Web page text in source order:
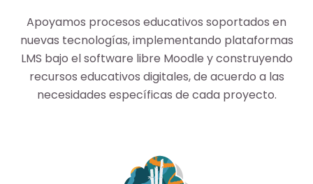
Apoyamos procesos educativos soportados en
nuevas tecnologías, implementando plataformas
LMS bajo el software libre Moodle y construyendo
recursos educativos digitales, de acuerdo a las
necesidades específicas de cada proyecto.